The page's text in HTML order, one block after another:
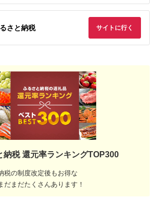
さと納税 サイトに行く
納税 還元率ランキングTOP300
税の制度改定後もお得な
だまだたくさんあります！